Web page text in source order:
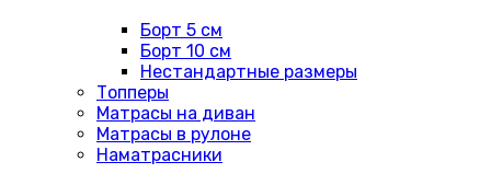
Борт 5 см
Борт 10 см
Нестандартные размеры
Топперы
Матрасы на диван
Матрасы в рулоне
Наматрасники